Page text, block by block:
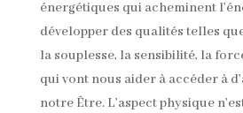
énergétiques qui acheminent
développer des qualités telles
la souplesse, la sensibilité, la
qui vont nous aider à accéder à
notre Être. L’aspect physique